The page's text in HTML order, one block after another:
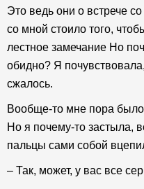
Это ведь они о встрече
со мной стоило того,
лестное замечание Но
обидно? Я
сжалось.
Вообще-то мне пора было
Но я почему-то застыла,
пальцы сами собой
– Так, может, у вас все